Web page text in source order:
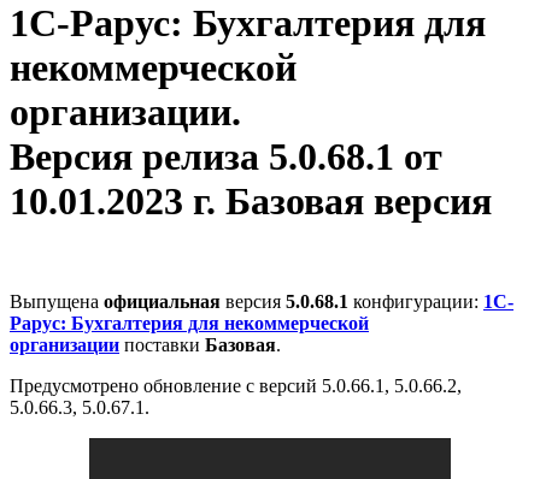
1С-Рарус: Бухгалтерия для
некоммерческой
организации.
Версия релиза 5.0.68.1 от
10.01.2023 г. Базовая версия
Выпущена официальная версия 5.0.68.1 конфигурации: 1С-
Рарус: Бухгалтерия для некоммерческой
организации поставки Базовая.
Предусмотрено обновление с версий 5.0.66.1, 5.0.66.2,
5.0.66.3, 5.0.67.1.